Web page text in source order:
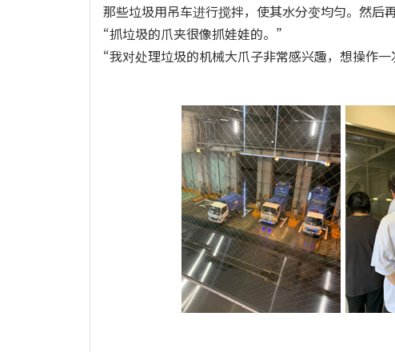
那些垃圾用吊车进行搅拌，使其水分变均匀。然后
“抓垃圾的爪夹很像抓娃娃的。”
“我对处理垃圾的机械大爪子非常感兴趣，想操作一